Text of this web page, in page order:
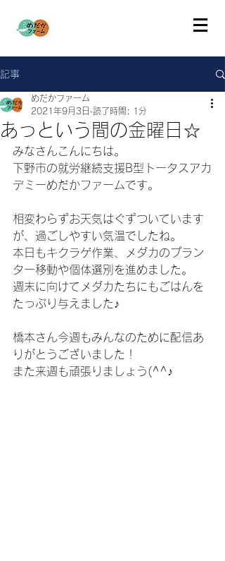
記事
あっという間の金曜日☆
めだかファーム
2021年9月3日 読了時間: 1分
みなさんこんにちは。
下野市の就労継続支援B型トータスアカ
デミーめだかファームです。
相変わらずお天気はぐずついています
が、過ごしやすい気温でしたね。
本日もキクラゲ作業、メダカのプラン
ター移動や個体選別を進めました。
週末に向けてメダカたちにもごはんを
たっぷり与えました♪
橋本さん今週もみんなのために配信あ
りがとうございました！
また来週も頑張りましょう(^^♪